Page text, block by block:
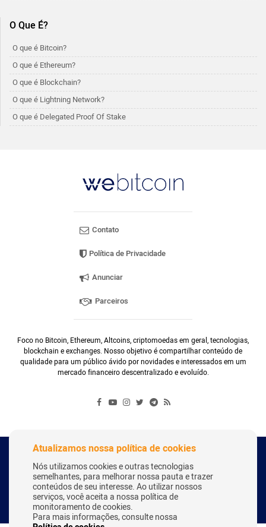
O Que É?
O que é Bitcoin?
O que é Ethereum?
O que é Blockchain?
O que é Lightning Network?
O que é Delegated Proof Of Stake
Contato
Política de Privacidade
Anunciar
Parceiros
Foco no Bitcoin, Ethereum, Altcoins, criptomoedas em geral, tecnologias,
blockchain e exchanges. Nosso objetivo é compartilhar conteúdo de
qualidade para um público ávido por novidades e interessados em um
mercado financeiro descentralizado e evoluído.
Copyright Webitcoin 2018 - Todos os Direitos Reservados
Desenvolvido por: Herick Correa
Atualizamos nossa política de cookies
Nós utilizamos cookies e outras tecnologias
semelhantes, para melhorar nossa pauta e trazer
conteúdos de seu interesse. Ao utilizar nossos
serviços, você aceita a nossa política de
monitoramento de cookies.
Para mais informações, consulte nossa